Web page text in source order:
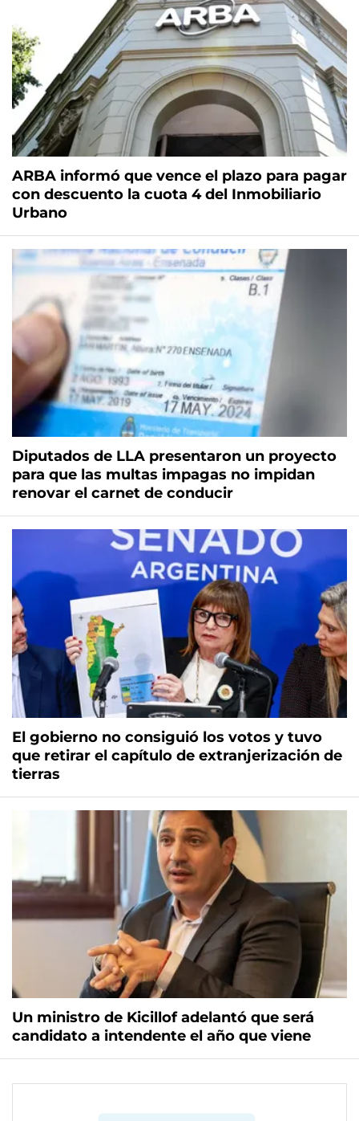
ARBA informó que vence el plazo para pagar
con descuento la cuota 4 del Inmobiliario
Urbano
Diputados de LLA presentaron un proyecto
para que las multas impagas no impidan
renovar el carnet de conducir
El gobierno no consiguió los votos y tuvo
que retirar el capítulo de extranjerización de
tierras
Un ministro de Kicillof adelantó que será
candidato a intendente el año que viene